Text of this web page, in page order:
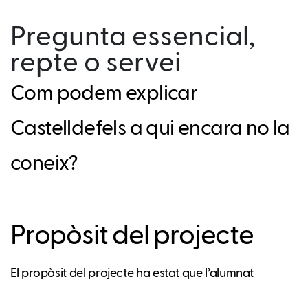
Pregunta essencial,
repte o servei
Com podem explicar
Castelldefels a qui encara no la
coneix?
Propòsit del projecte
El propòsit del projecte ha estat que l’alumnat